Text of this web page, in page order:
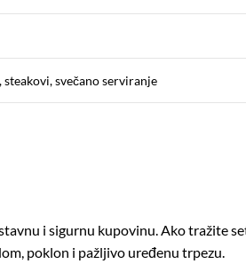
steakovi, svečano serviranje
i sigurnu kupovinu. Ako tražite
poklon i pažljivo uređenu trpezu.